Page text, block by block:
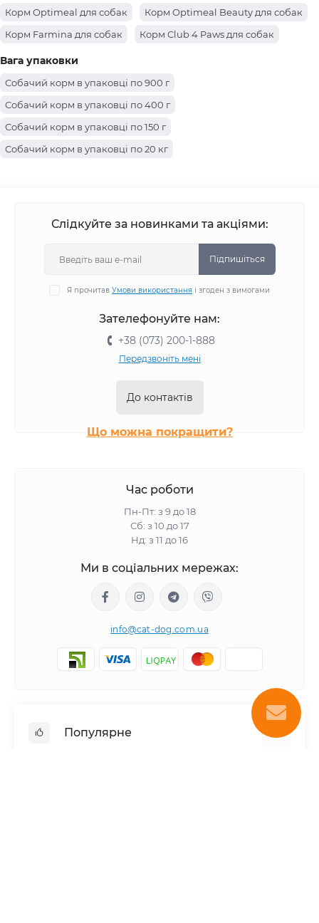
Собачий корм основний інгредієнт анчоус
Собачий корм основний інгредієнт ананас
Корм Optimeal для собак
Корм Optimeal Beauty для собак
Корм Farmina для собак
Корм Club 4 Paws для собак
Корм Purina Pro Plan для собак
Корм Profine для собак
Корм Josera для собак
Корм Simba для собак
Корм Gemon для собак
Корм BWild для собак
Корм Monge для собак
Вага упаковки
Собачий корм в упаковці по 900 г
Собачий корм в упаковці по 400 г
Собачий корм в упаковці по 150 г
Собачий корм в упаковці по 20 кг
Собачий корм в упаковці по 300 г
Собачий корм в упаковці по 12 кг
Собачий корм в упаковці по 7.5 кг
Собачий корм в упаковці по 4 кг
Собачий корм в упаковці по 1.5 кг
Собачий корм в упаковці по 2 кг
Собачий корм в упаковці по 1.25 кг
Собачий корм в упаковці по 1 кг
Слідкуйте за новинками та акціями:
Підпишіться
Я прочитав Умови використання і згоден з вимогами
Зателефонуйте нам:
+38 (073) 200-1-888
Передзвоніть мені
До контактів
Що можна покращити?
Час роботи
Пн-Пт: з 9 до 18
Сб: з 10 до 17
Нд: з 11 до 16
Ми в соціальних мережах:
info@cat-dog.com.ua
Популярне